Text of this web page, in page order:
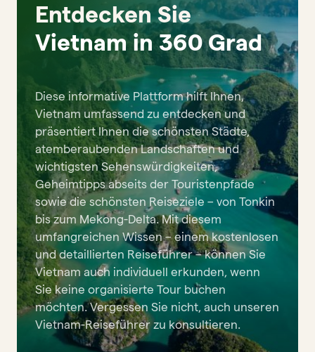
Entdecken Sie
Vietnam in 360 Grad
Diese informative Plattform hilft Ihnen,
Vietnam umfassend zu entdecken und
präsentiert Ihnen die schönsten Städte,
atemberaubenden Landschaften und
wichtigsten Sehenswürdigkeiten,
Geheimtipps abseits der Touristenpfade
sowie die schönsten Reiseziele – von Tonkin
bis zum Mekong-Delta. Mit diesem
umfangreichen Wissen – einem kostenlosen
und detaillierten Reiseführer – können Sie
Vietnam auch individuell erkunden, wenn
Sie keine organisierte Tour buchen
möchten. Vergessen Sie nicht, auch unseren
Vietnam-Reiseführer zu konsultieren.